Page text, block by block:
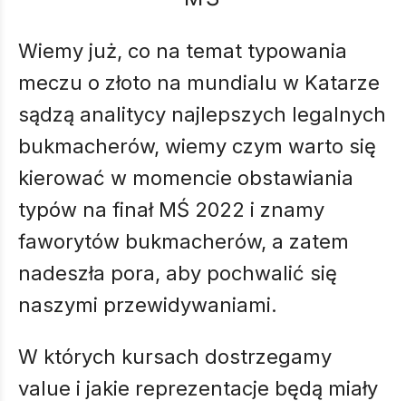
Wiemy już, co na temat typowania
meczu o złoto na mundialu w Katarze
sądzą analitycy najlepszych legalnych
bukmacherów, wiemy czym warto się
kierować w momencie obstawiania
typów na finał MŚ 2022 i znamy
faworytów bukmacherów, a zatem
nadeszła pora, aby pochwalić się
naszymi przewidywaniami.
W których kursach dostrzegamy
value i jakie reprezentacje będą miały